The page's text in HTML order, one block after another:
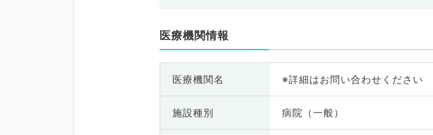
医療機関情報
医療機関名 ※詳細はお問い合わせください
施設種別 病院（一般）